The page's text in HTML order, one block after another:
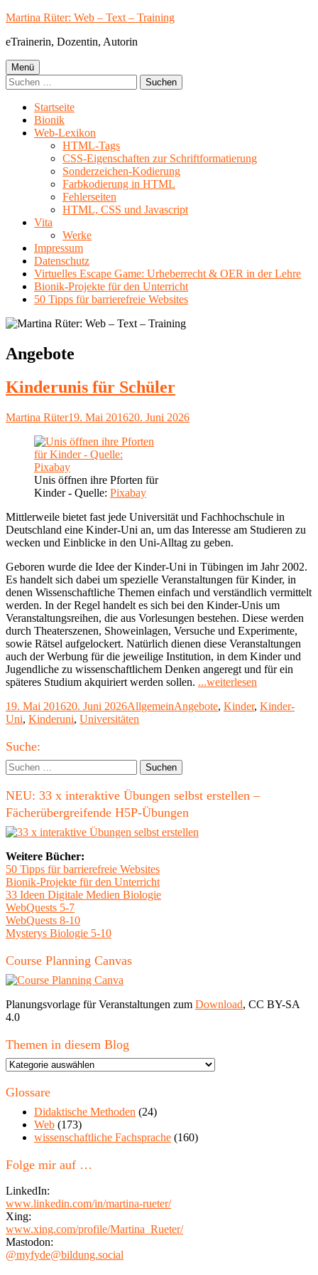
Springe
Inhalt
Martina Rüter: Web – Text – Training
eTrainerin, Dozentin, Autorin
Primäres
Menü
Menü
Suchen
nach:
Startseite
Bionik
Web-Lexikon
HTML-Tags
CSS-Eigenschaften zur Schriftformatierung
Sonderzeichen-Kodierung
Farbkodierung in HTML
Fehlerseiten
HTML, CSS und Javascript
Vita
Werke
Impressum
Datenschutz
Virtuelles Escape Game: Urheberrecht & OER in der Lehre
Bionik-Projekte für den Unterricht
50 Tipps für barrierefreie Websites
Schlagwort:
Angebote
Kinderunis für Schüler
Autor
Martina RüterVeröffentlicht
19. Mai 201620. Juni 2026
Unis öffnen ihre Pforten für
Kinder - Quelle: Pixabay
Mittlerweile bietet fast jede Universität und Fachhochschule in
Deutschland eine Kinder-Uni an, um das Interesse am Studieren zu
wecken und Einblicke in den Uni-Alltag zu geben.
Geboren wurde die Idee der Kinder-Uni in Tübingen im Jahr 2002.
Es handelt sich dabei um spezielle Veranstaltungen für Kinder, in
denen Wissenschaftliche Themen einfach und verständlich vermittelt
werden. In der Regel handelt es sich bei den Kinder-Unis um
Veranstaltungsreihen, die aus Vorlesungen bestehen. Diese werden
durch Theaterszenen, Showeinlagen, Versuche und Experimente,
sowie Rätsel aufgelockert. Natürlich dienen diese Veranstaltungen
auch der Werbung für die jeweilige Institution, in dem Kinder und
Jugendliche zu wissenschaftlichem Denken angeregt und für ein
späteres Studium akquiriert werden sollen. ...weiterlesen
Schüler"
Veröffentlicht
am
19. Mai 201620. Juni 2026Kategorien
AllgemeinSchlagwörter
Angebote, Kinder, Kinder-
Uni, Kinderuni, Universitäten
Haupt-
Seitenleiste
Suche:
Suchen
nach:
NEU: 33 x interaktive Übungen selbst erstellen –
Fächerübergreifende H5P-Übungen
Weitere Bücher:
50 Tipps für barrierefreie Websites
Bionik-Projekte für den Unterricht
33 Ideen Digitale Medien Biologie
WebQuests 5-7
WebQuests 8-10
Mysterys Biologie 5-10
Course Planning Canvas
Planungsvorlage für Veranstaltungen zum Download, CC BY-SA
4.0
Themen in diesem Blog
Themen
diesem
Glossare
Didaktische Methoden (24)
Web (173)
wissenschaftliche Fachsprache (160)
Folge mir auf …
LinkedIn:
www.linkedin.com/in/martina-rueter/
Xing:
www.xing.com/profile/Martina_Rueter/
Mastodon:
@myfyde@bildung.social